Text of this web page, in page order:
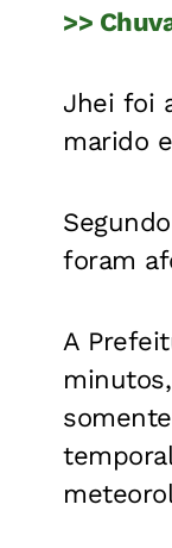
>>
Jhei foi
marido
foram
A